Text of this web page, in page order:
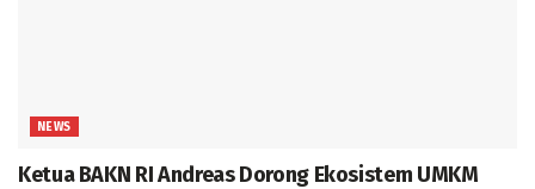
NEWS
Ketua BAKN RI Andreas Dorong Ekosistem UMKM